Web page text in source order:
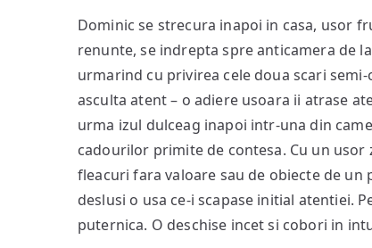
Dominic se strecura inapoi in casa, usor
renunte, se indrepta spre anticamera de
urmarind cu privirea cele doua scari
asculta atent – o adiere usoara ii atrase
urma izul dulceag inapoi intr-una din
cadourilor primite de contesa. Cu un
fleacuri fara valoare sau de obiecte de
deslusi o usa ce-i scapase initial atentiei.
puternica. O deschise incet si cobori in